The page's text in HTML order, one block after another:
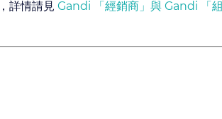
詳情請見 Gandi 「經銷商」與 Gandi 「組